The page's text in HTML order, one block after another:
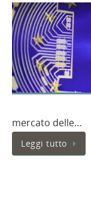
mercato delle…
Leggi tutto